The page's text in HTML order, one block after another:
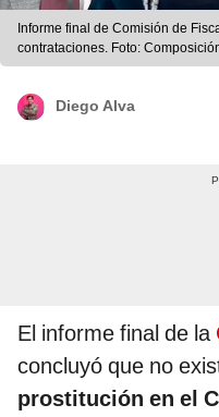
Informe final de Comisión de
contrataciones. Foto:
Diego Alva
El informe final de la
concluyó que no
prostitución en el